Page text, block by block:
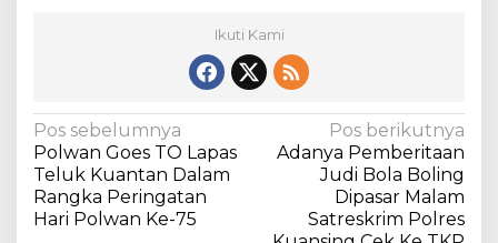
Ikuti Kami
N
a
v
i
Pos sebelumnya
Polwan Goes TO Lapas
Teluk Kuantan Dalam
Rangka Peringatan
Hari Polwan Ke-75
Pos berikutnya
Adanya Pemberitaan
Judi Bola Boling
Dipasar Malam
Satreskrim Polres